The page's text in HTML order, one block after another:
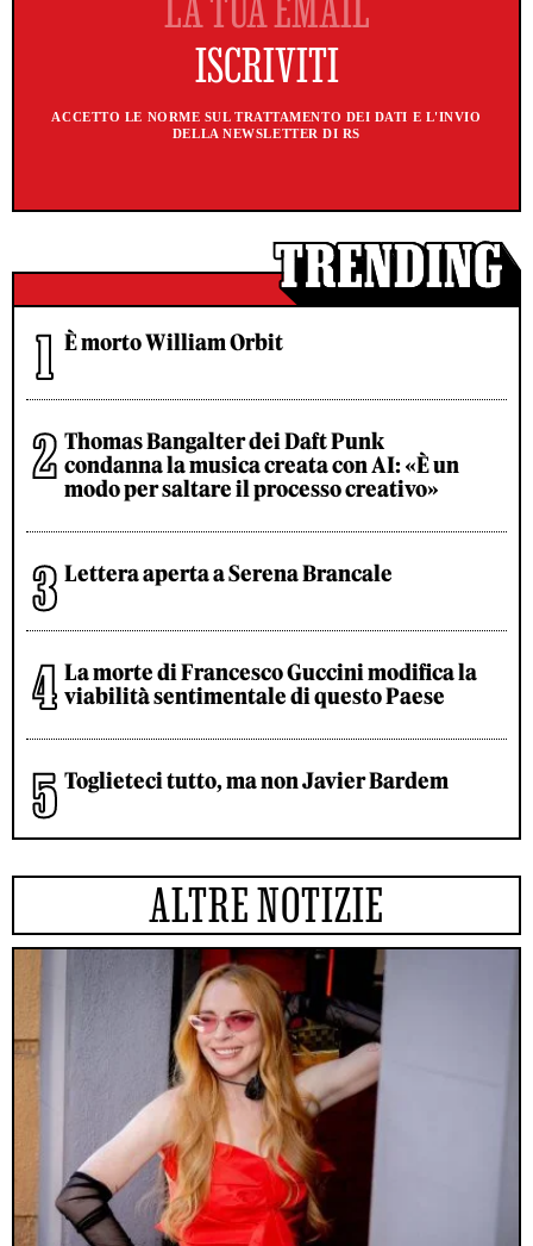
ACCETTO LE NORME SUL TRATTAMENTO DEI DATI E L'INVIO
DELLA NEWSLETTER DI RS
È morto William Orbit
Thomas Bangalter dei Daft Punk
condanna la musica creata con AI: «È un
modo per saltare il processo creativo»
Lettera aperta a Serena Brancale
La morte di Francesco Guccini modifica la
viabilità sentimentale di questo Paese
Toglieteci tutto, ma non Javier Bardem
ALTRE NOTIZIE